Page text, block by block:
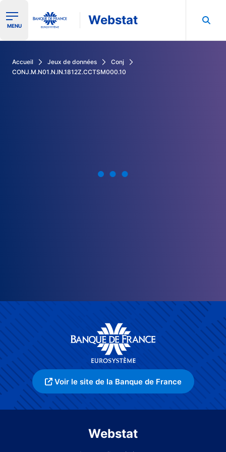
Ouvrir le menu de navigation
MENU Webstat
Accueil Jeux de données
Conj
CONJ.M.N01.N.IN.1812Z.CCTSM000.10
Voir le site de la Banque de France
Webstat